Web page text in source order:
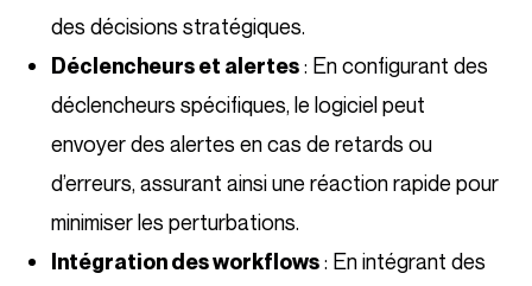
des décisions stratégiques.
Déclencheurs et alertes: En configurant des
déclencheurs spécifiques, le logiciel peut
envoyer des alertes en cas de retards ou
d’erreurs, assurant ainsi une réaction rapide pour
minimiser les perturbations.
Intégration des workflows: En intégrant des